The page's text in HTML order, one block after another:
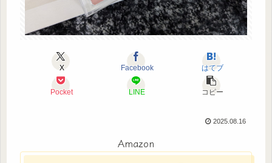
X Facebook はてブ
Pocket LINE コピー
2025.08.16
Amazon